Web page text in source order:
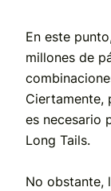
En este
millones de
Ciertamente,
es necesario
Long Tails.
No obstante,